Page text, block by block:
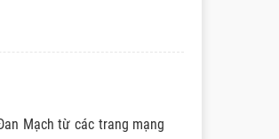
Mạch từ các trang mạng